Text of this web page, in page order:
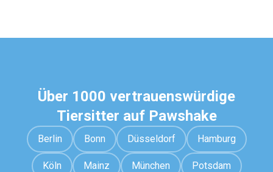
Über 1000 vertrauenswürdige
Tiersitter auf Pawshake
Berlin Bonn Düsseldorf Hamburg
Köln Mainz München Potsdam